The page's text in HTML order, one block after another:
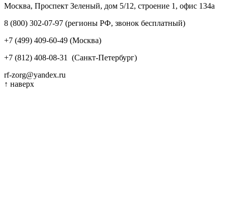
Москва, Проспект Зеленый, дом 5/12, строение 1, офис 134а
8 (800) 302-07-97 (регионы РФ, звонок бесплатный)
+7 (499) 409-60-49 (Москва)
+7 (812) 408-08-31 (Санкт-Петербург)
rf-zorg@yandex.ru
↑ наверх